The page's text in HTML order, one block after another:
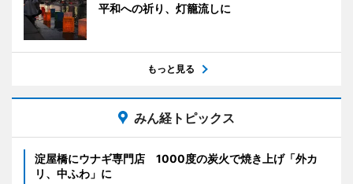
平和への祈り、灯籠流しに
もっと見る
みん経トピックス
淀屋橋にウナギ専門店 1000度の炭火で焼き上げ「外カ
リ、中ふわ」に